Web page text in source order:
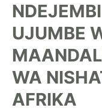
UJUMBE
WA
AFRIKA